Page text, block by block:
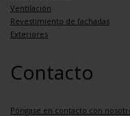
Ventilación
Revestimiento de fachadas
Exteriores
Contacto
Póngase en contacto con